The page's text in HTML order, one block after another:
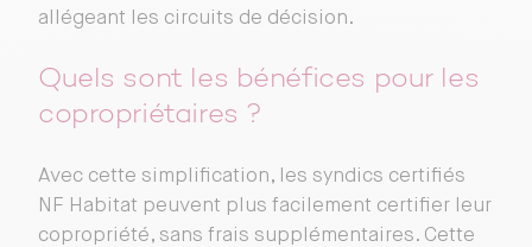
allégeant les circuits de décision.
Quels sont les bénéfices pour les
copropriétaires ?
Avec cette simplification, les syndics certifiés
NF Habitat peuvent plus facilement certifier leur
copropriété, sans frais supplémentaires. Cette